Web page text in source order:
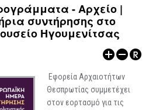
Ελληνικά|
- Αρχείο |
συντήρησης στο
Ηγουμενίτσας
Εφορεία Αρχαιοτήτων
Θεσπρωτίας συμμετέχει
στον εορτασμό για τις